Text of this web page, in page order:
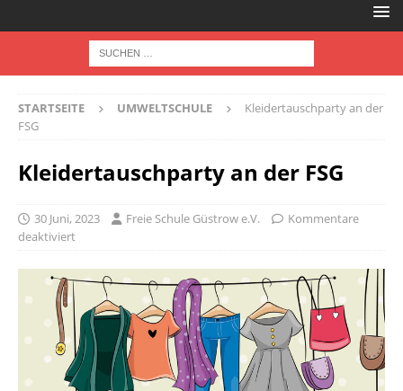
STARTSEITE UMWELTSCHULE
Kleidertauschparty an der
FSG
Kleidertauschparty an der FSG
30 Juni, 2023 Freie Schule Güstrow e.V.
Kommentare
deaktiviert